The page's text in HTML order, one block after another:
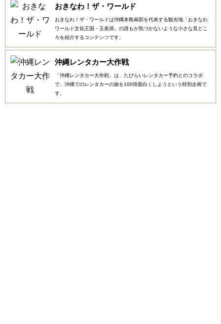
おきなわ！ザ・ワールド
おきなわ！ザ・ワールドは沖縄本島南部を代表する観光地「おきなわ
ワールド文化王国・玉泉洞」の誰もが気づかないような小さな見どこ
ろを紹介するコンテンツです。
沖縄レンタカー大作戦
「沖縄レンタカー大作戦」は、たびらいレンタカー予約とのコラボ
で、沖縄でのレンタカーの旅を100倍面白くしようという特別企画で
す。